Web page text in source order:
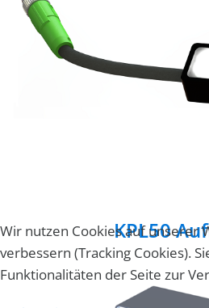
KPL50
Wir nutzen Cookies auf unserer
verbessern (Tracking Cookies).
Funktionalitäten der Seite zur